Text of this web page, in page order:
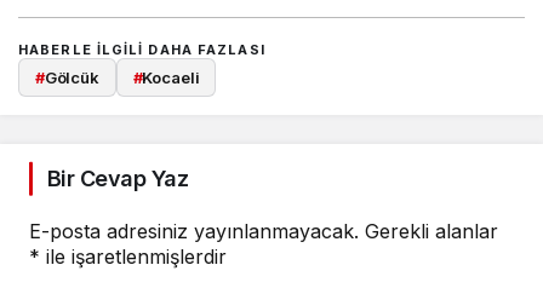
HABERLE ILGILI DAHA FAZLASI
#Gölcük #Kocaeli
Bir Cevap Yaz
E-posta adresiniz yayınlanmayacak. Gerekli alanlar
* ile işaretlenmişlerdir